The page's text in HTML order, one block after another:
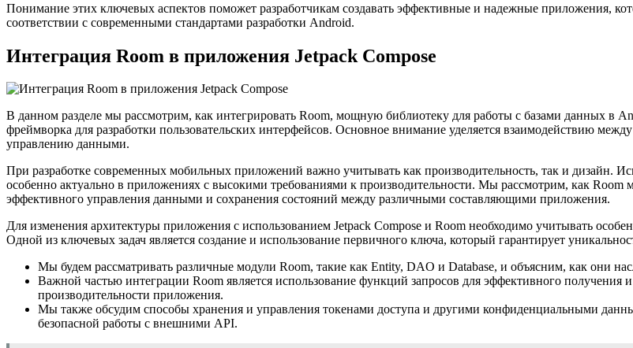
Понимание этих ключевых аспектов поможет разработчикам создавать эффективные и надежные приложения,
соответствии с современными стандартами разработки Android.
Интеграция Room в приложения Jetpack Compose
В данном разделе мы рассмотрим, как интегрировать Room, мощную библиотеку для работы с базами данных в
фреймворка для разработки пользовательских интерфейсов. Основное внимание уделяется взаимодействию
управлению данными.
При разработке современных мобильных приложений важно учитывать как производительность, так и дизайн.
особенно актуально в приложениях с высокими требованиями к производительности. Мы рассмотрим, как Room
эффективного управления данными и сохранения состояний между различными составляющими приложения.
Для изменения архитектуры приложения с использованием Jetpack Compose и Room необходимо учитывать
Одной из ключевых задач является создание и использование первичного ключа, который гарантирует
Мы будем рассматривать различные модули Room, такие как Entity, DAO и Database, и объясним, как они
Важной частью интеграции Room является использование функций запросов для эффективного
производительности приложения.
Мы также обсудим способы хранения и управления токенами доступа и другими конфиденциальными
безопасной работы с внешними API.